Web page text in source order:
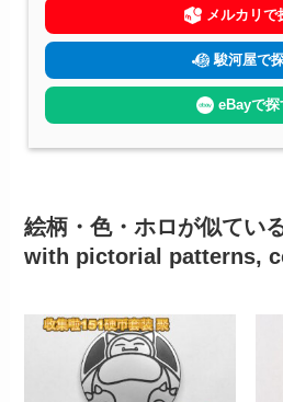
メルカリで
駿河屋で
eBayで探
絵柄・色・ホロが似てい
with pictorial patterns,